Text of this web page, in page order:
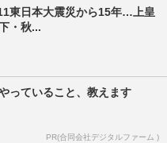
東日本大震災から15年…上皇
・秋...
っていること、教えます
PR(合同会社デジタルファーム )